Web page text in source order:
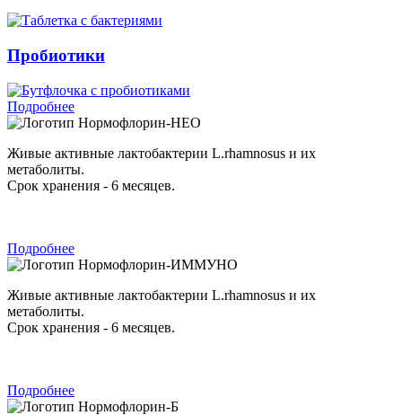
Пробиотики
Подробнее
Нормофлорин-НЕО
Живые активные лактобактерии L.rhamnosus и их
метаболиты.
Срок хранения - 6 месяцев.
Подробнее
Нормофлорин-ИММУНО
Живые активные лактобактерии L.rhamnosus и их
метаболиты.
Срок хранения - 6 месяцев.
Подробнее
Нормофлорин-Б